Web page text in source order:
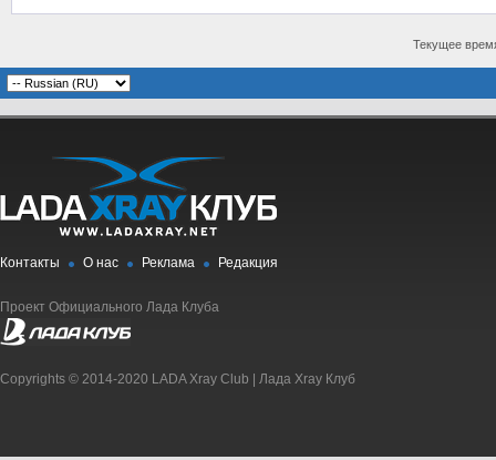
Текущее
Контакты О нас Реклама Редакция
Проект Официального Лада Клуба
Copyrights © 2014-2020 LADA Xray Club | Лада Xray Клуб